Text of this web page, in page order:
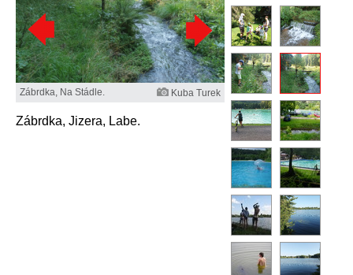
Zábrdka, Na Stádle. Kuba Turek
Zábrdka, Jizera, Labe.